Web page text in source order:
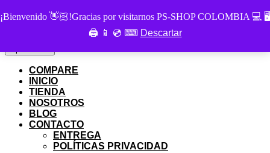
¡Bienvenido 👋🏻!Gracias por visitarnos PS-SHOP COLOMBIA 💻 🖥
🖨 📱 💿 ⌨ Descartar
Skip
to
content
PS SHOP COLOMBIA
Buscar
Account
item
Menu
COMPARE
INICIO
TIENDA
NOSOTROS
BLOG
CONTACTO
ENTREGA
POLÍTICAS PRIVACIDAD